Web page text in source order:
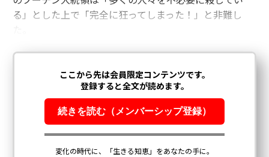
る」とした上で「完全に狂ってしまった！」と非難し